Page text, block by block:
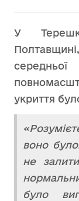
У
укриття
воно
не
було